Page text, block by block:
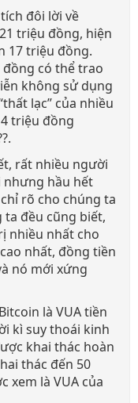
đôi lời về
triệu đồng, hiện
17 triệu đồng.
có thể trao
không sử dụng
lạc” của nhiều
triệu đồng
rất nhiều người
nhưng hầu hết
rõ cho chúng ta
ta đều cũng biết,
nhiều nhất cho
nhất, đồng tiền
nó mới xứng
là VUA tiền
kì suy thoái kinh
khai thác hoàn
thác đến 50
xem là VUA của